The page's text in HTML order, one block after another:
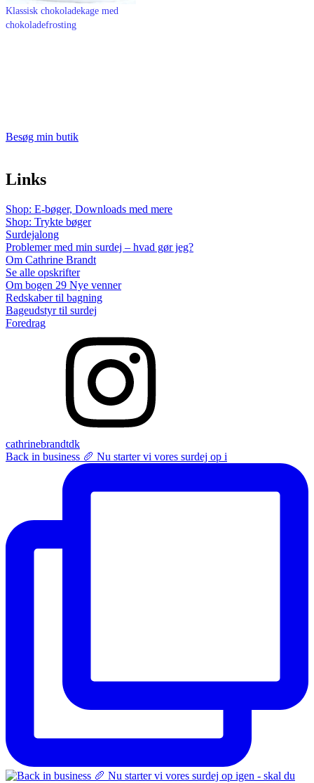
Klassisk chokoladekage med
chokoladefrosting
Besøg min butik
Links
Shop: E-bøger, Downloads med mere
Shop: Trykte bøger
Surdejalong
Problemer med min surdej – hvad gør jeg?
Om Cathrine Brandt
Se alle opskrifter
Om bogen 29 Nye venner
Redskaber til bagning
Bageudstyr til surdej
Foredrag
cathrinebrandtdk
Back in business 🥖 Nu starter vi vores surdej op i